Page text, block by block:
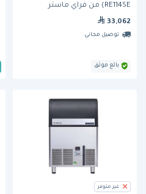
RE114SE) من فراي ماستر
33,062
توصيل مجاني
بائع موثق
غير متوفر